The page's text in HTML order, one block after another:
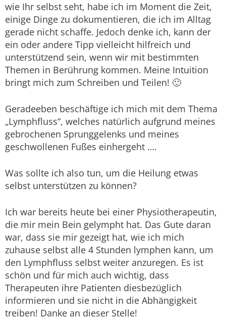
wie Ihr selbst seht, habe ich im Moment die Zeit,
einige Dinge zu dokumentieren, die ich im Alltag
gerade nicht schaffe. Jedoch denke ich, kann der
ein oder andere Tipp vielleicht hilfreich und
unterstützend sein, wenn wir mit bestimmten
Themen in Berührung kommen. Meine Intuition
bringt mich zum Schreiben und Teilen! 🙂
Geradeeben beschäftige ich mich mit dem Thema
„Lymphfluss“, welches natürlich aufgrund meines
gebrochenen Sprunggelenks und meines
geschwollenen Fußes einhergeht ….
Was sollte ich also tun, um die Heilung etwas
selbst unterstützen zu können?
Ich war bereits heute bei einer Physiotherapeutin,
die mir mein Bein gelympht hat. Das Gute daran
war, dass sie mir gezeigt hat, wie ich mich
zuhause selbst alle 4 Stunden lymphen kann, um
den Lymphfluss selbst weiter anzuregen. Es ist
schön und für mich auch wichtig, dass
Therapeuten ihre Patienten diesbezüglich
informieren und sie nicht in die Abhängigkeit
treiben! Danke an dieser Stelle!